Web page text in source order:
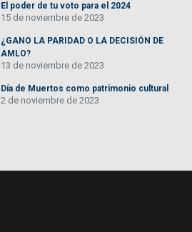
El poder de tu voto para el 2024
15 de noviembre de 2023
¿GANO LA PARIDAD O LA DECISIÓN DE
AMLO?
13 de noviembre de 2023
Día de Muertos como patrimonio cultural
2 de noviembre de 2023